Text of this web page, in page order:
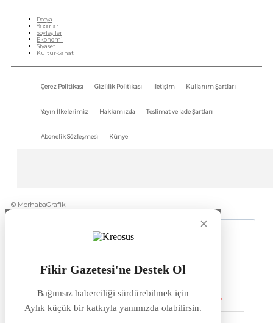
Dosya
Yazarlar
Söyleşiler
Ekonomi
Siyaset
Kültür-Sanat
Çerez Politikası Gizlilik Politikası İletişim Kullanım Şartları
Yayın İlkelerimiz Hakkımızda Teslimat ve İade Şartları
Abonelik Sözleşmesi Künye
© MerhabaGrafik
×
Fikir Gazetesi'ne Destek Ol
Bağımsız haberciliği sürdürebilmek için
Aylık küçük bir katkıyla yanımızda olabilirsin.